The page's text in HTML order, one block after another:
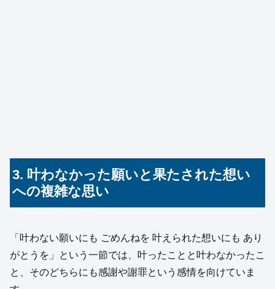
3. 叶わなかった願いと果たされた想い
への複雑な思い
「叶わない願いにも ごめんねを 叶えられた想いにも あり
がとうを」という一節では、叶ったことと叶わなかったこ
と、そのどちらにも感謝や謝罪という感情を向けていま